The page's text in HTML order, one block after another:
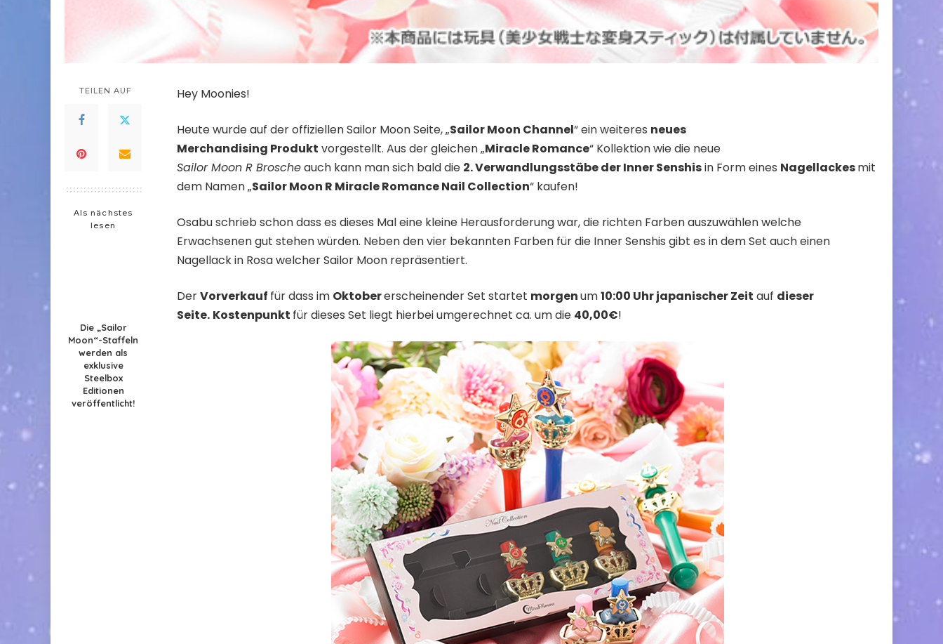
TEILEN AUF
Als nächstes
lesen
Die „Sailor
Moon“-Staffeln
werden als
exklusive
Steelbox
Editionen
veröffentlicht!
Hey Moonies!
Heute wurde auf der offiziellen Sailor Moon Seite, „Sailor Moon Channel“ ein weiteres neues
Merchandising Produkt vorgestellt. Aus der gleichen „Miracle Romance“ Kollektion wie die neue
Sailor Moon R Broscheauch kann man sich bald die 2. Verwandlungsstäbe der Inner Senshisin Form eines Nagellackesmit
dem Namen „Sailor Moon R Miracle Romance Nail Collection“ kaufen!
Osabu schrieb schon dass es dieses Mal eine kleine Herausforderung war, die richten Farben auszuwählen welche
Erwachsenen gut stehen würden. Neben den vier bekannten Farben für die Inner Senshis gibt es in dem Set auch einen
Nagellack in Rosa welcher Sailor Moon repräsentiert.
DerVorverkauf für dass im Oktobererscheinender Set startet morgenum10:00 Uhr japanischer Zeit auf dieser
Seite. Kostenpunkt für dieses Set liegt hierbei umgerechnet ca. um die 40,00€!